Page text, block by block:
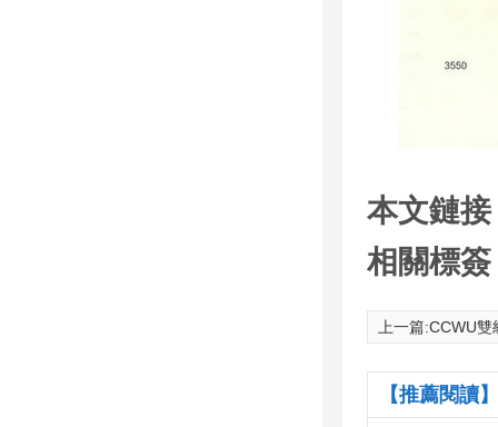
本文鏈
相關標
上一篇:CCWU雙
【推薦閱讀